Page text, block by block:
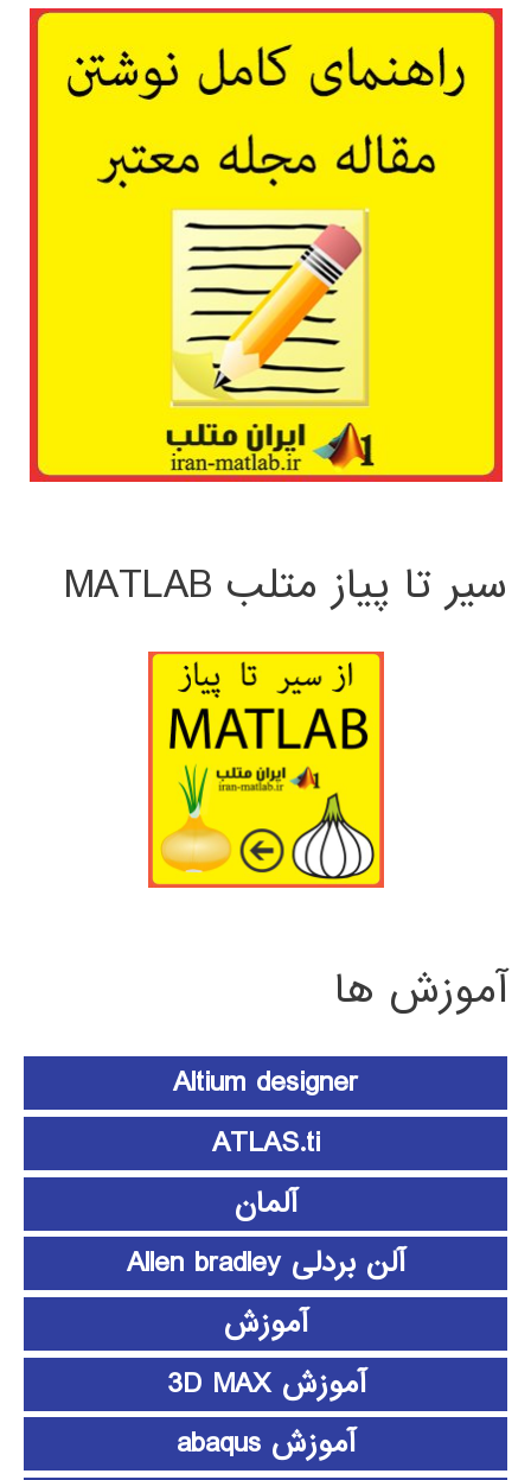
سیر تا پیاز متلب MATLAB
آموزش ها
Altium designer
ATLAS.ti
آلمان
آلن بردلی Allen bradley
آموزش
آموزش 3D MAX
آموزش abaqus